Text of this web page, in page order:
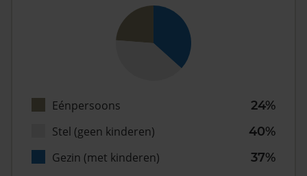
Eénpersoons
24%
Stel (geen kinderen)
40%
Gezin (met kinderen)
37%